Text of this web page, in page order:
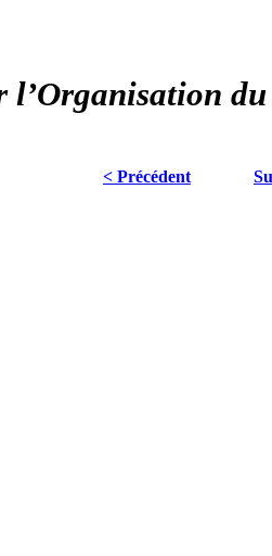
l’Organisation
< Précédent